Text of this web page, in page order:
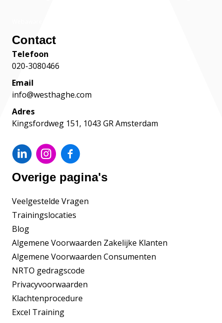
Contact
Telefoon
020-3080466
Email
info@westhaghe.com
Adres
Kingsfordweg 151, 1043 GR Amsterdam
Overige pagina's
Veelgestelde Vragen
Trainingslocaties
Blog
Algemene Voorwaarden Zakelijke Klanten
Algemene Voorwaarden Consumenten
NRTO gedragscode
Privacyvoorwaarden
Klachtenprocedure
Excel Training